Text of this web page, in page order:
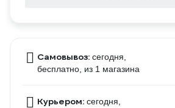
Самовывоз: сегодня,
бесплатно , из 1 магазина
Курьером: сегодня,